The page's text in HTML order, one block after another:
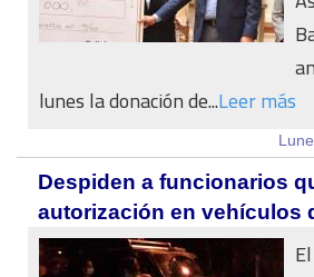
lunes la donación de...Leer más
Despiden a funcionarios
autorización en vehículos